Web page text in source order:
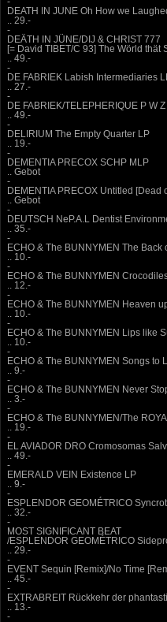
DEATH IN JUNE Oh How we
.. 29.-
-
DEÄTH IN JÜNE/DIJ & CHRIST 777
[= David TIBET/C 93] The Wörld thät
.. 49.-
-
DE FABRIEK Labish Intermediaries
.. 27.-
-
DE FABRIEK/TELEPHERIQUE P W
.. 49.-
-
DELIRIUM The Empty Quarter LP
.. 19.-
-
DEMENTIA PRECOX SCHP MLP
.. Gebot
-
DEMENTIA PRECOX Untitled
.. Gebot
-
DEUTSCH NeP.A.L Dentist
.. 35.-
-
ECHO & The BUNNYMEN The
.. 10.-
-
ECHO & The BUNNYMEN
.. 12.-
-
ECHO & The BUNNYMEN Heaven
.. 10.-
-
ECHO & The BUNNYMEN Lips like
.. 10.-
-
ECHO & The BUNNYMEN Songs to
.. 9.-
-
ECHO & The BUNNYMEN Never
.. 3.-
-
ECHO & The BUNNYMEN/The
.. 19.-
-
EL AVIADOR DRO Cromosomas
.. 49.-
-
EMERALD VEIN Existence LP
.. 9.-
-
ESPLENDOR GEOMÉTRICO
.. 32.-
-
MOST SIGNIFICANT BEAT
/ESPLENDOR GEOMÉTRICO
.. 29.-
-
EVENT Sequin [Remix]/No Time
.. 45.-
-
EXTRABREIT Rückkehr der
.. 13.-
-